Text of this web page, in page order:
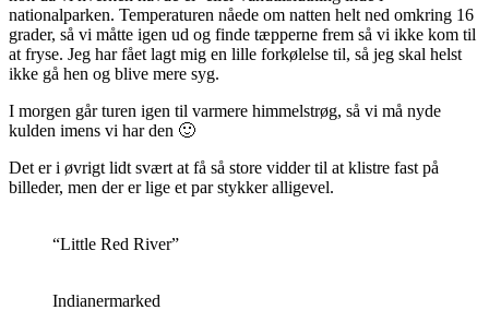
nationalparken. Temperaturen nåede om natten helt ned omkring 16
grader, så vi måtte igen ud og finde tæpperne frem så vi ikke kom til
at fryse. Jeg har fået lagt mig en lille forkølelse til, så jeg skal helst
ikke gå hen og blive mere syg.
I morgen går turen igen til varmere himmelstrøg, så vi må nyde
kulden imens vi har den 🙂
Det er i øvrigt lidt svært at få så store vidder til at klistre fast på
billeder, men der er lige et par stykker alligevel.
“Little Red River”
Indianermarked